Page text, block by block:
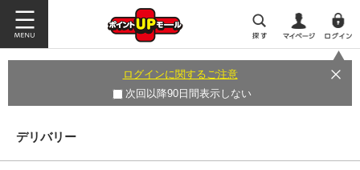
ログインに関するご注意
次回以降90日間表示しない
デリバリー